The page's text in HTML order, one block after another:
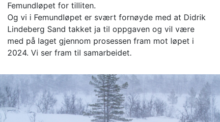
Femundløpet for tilliten.
Og vi i Femundløpet er svært fornøyde med at Didrik
Lindeberg Sand takket ja til oppgaven og vil være
med på laget gjennom prosessen fram mot løpet i
2024. Vi ser fram til samarbeidet.